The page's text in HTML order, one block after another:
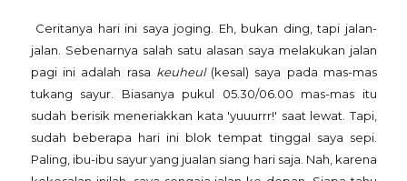
Ceritanya hari ini saya joging. Eh, bukan ding, tapi jalan-
jalan. Sebenarnya salah satu alasan saya melakukan jalan
pagi ini adalah rasa keuheul(kesal) saya pada mas-mas
tukang sayur. Biasanya pukul 05.30/06.00 mas-mas itu
sudah berisik meneriakkan kata 'yuuurrr!' saat lewat. Tapi,
sudah beberapa hari ini blok tempat tinggal saya sepi.
Paling, ibu-ibu sayur yang jualan siang hari saja. Nah, karena